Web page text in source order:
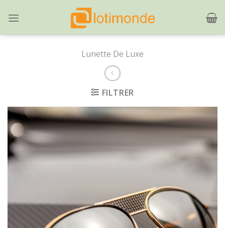
Lunette De Luxe
FILTRER